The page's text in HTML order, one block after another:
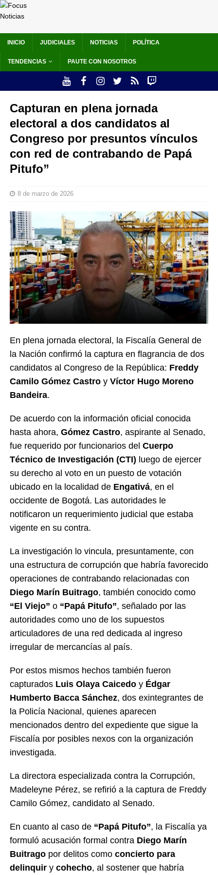
INICIO JUDICIALES NOTICIAS POLÍTICA
TENDENCIAS PAUTE CON NOSOTROS
Capturan en plena jornada
electoral a dos candidatos al
Congreso por presuntos vínculos
con red de contrabando de Papá
Pitufo”
8 de marzo de 2026
En plena jornada electoral, la Fiscalía General de
la Nación confirmó la captura en flagrancia de dos
candidatos al Congreso de la República: Freddy
Camilo Gómez Castro y Víctor Hugo Moreno
Bandeira.
De acuerdo con la información oficial conocida
hasta ahora, Gómez Castro, aspirante al Senado,
fue requerido por funcionarios del Cuerpo
Técnico de Investigación (CTI) luego de ejercer
su derecho al voto en un puesto de votación
ubicado en la localidad de Engativá, en el
occidente de Bogotá. Las autoridades le
notificaron un requerimiento judicial que estaba
vigente en su contra.
La investigación lo vincula, presuntamente, con
una estructura de corrupción que habría favorecido
operaciones de contrabando relacionadas con
Diego Marín Buitrago, también conocido como
“El Viejo” o “Papá Pitufo”, señalado por las
autoridades como uno de los supuestos
articuladores de una red dedicada al ingreso
irregular de mercancías al país.
Por estos mismos hechos también fueron
capturados Luis Olaya Caicedo y Édgar
Humberto Bacca Sánchez, dos exintegrantes de
la Policía Nacional, quienes aparecen
mencionados dentro del expediente que sigue la
Fiscalía por posibles nexos con la organización
investigada.
La directora especializada contra la Corrupción,
Madeleyne Pérez, se refirió a la captura de Freddy
Camilo Gómez, candidato al Senado.
En cuanto al caso de “Papá Pitufo”, la Fiscalía ya
formuló acusación formal contra Diego Marín
Buitrago por delitos como concierto para
delinquir y cohecho, al sostener que habría